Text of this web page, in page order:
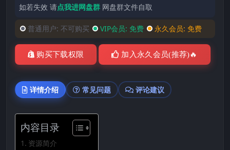
如若失效 请点我进网盘群 网盘群文件自取
普通用户: 不可购买 VIP会员: 免费 永久会员: 免费
购买下载权限 加入永久会员(推荐)🔥
详情介绍 常见问题 评论建议
内容目录
资源简介